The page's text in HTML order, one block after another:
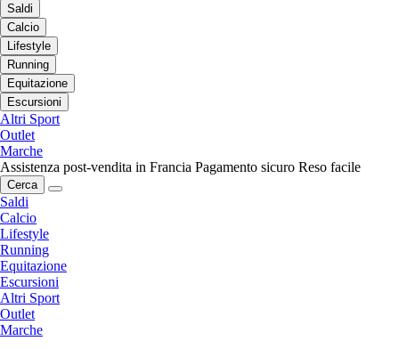
Saldi
Calcio
Lifestyle
Running
Equitazione
Escursioni
Altri Sport
Outlet
Marche
Assistenza post-vendita in Francia Pagamento sicuro Reso facile
Cerca
Saldi
Calcio
Lifestyle
Running
Equitazione
Escursioni
Altri Sport
Outlet
Marche